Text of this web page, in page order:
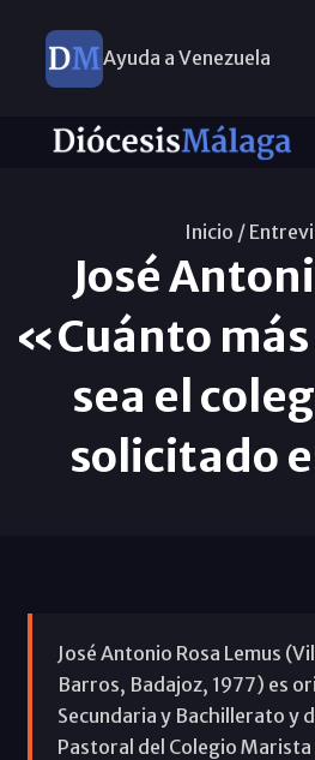
Ayuda a Venezuela
Inicio /
José
«Cuánto
sea el
solicitado
José Antonio Rosa Lemus
Barros, Badajoz, 1977) es
Secundaria y Bachillerato y
Pastoral del Colegio